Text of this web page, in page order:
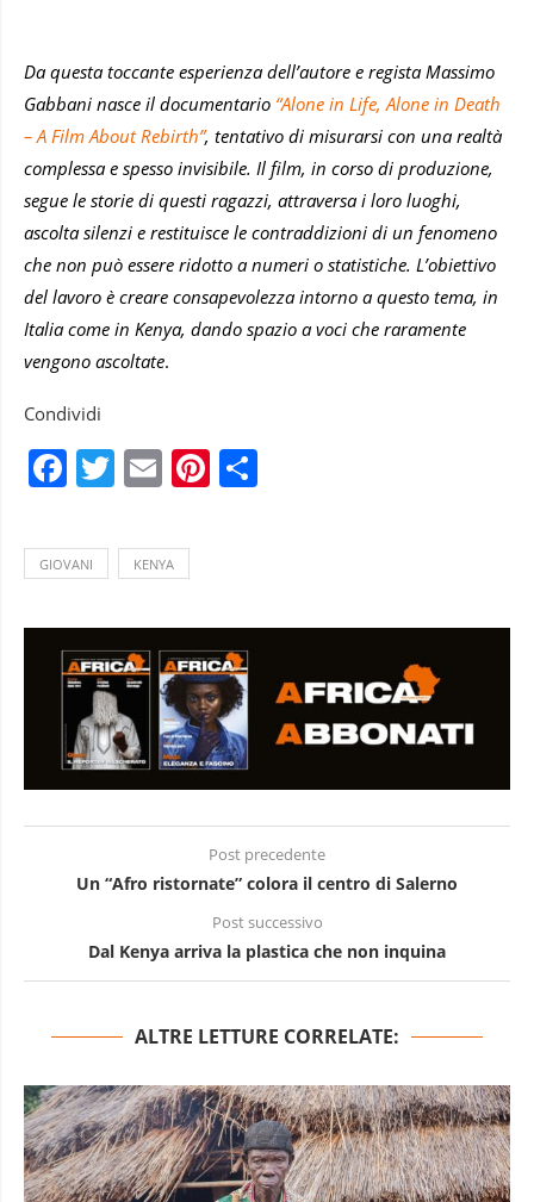
Da questa toccante esperienza dell’autore e regista Massimo
Gabbani nasce il documentario “Alone in Life, Alone in Death
– A Film About Rebirth”, tentativo di misurarsi con una realtà
complessa e spesso invisibile. Il film, in corso di produzione,
segue le storie di questi ragazzi, attraversa i loro luoghi,
ascolta silenzi e restituisce le contraddizioni di un fenomeno
che non può essere ridotto a numeri o statistiche. L’obiettivo
del lavoro è creare consapevolezza intorno a questo tema, in
Italia come in Kenya, dando spazio a voci che raramente
vengono ascoltate.
Condividi
Facebook
Twitter
EmailPinterest
GIOVANI KENYA
Post precedente
Un “Afro ristornate” colora il centro di Salerno
Post successivo
Dal Kenya arriva la plastica che non inquina
ALTRE LETTURE CORRELATE: